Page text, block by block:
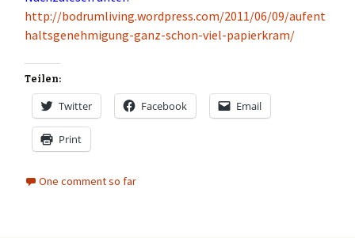
http://bodrumliving.wordpress.com/2011/06/09/aufent
haltsgenehmigung-ganz-schon-viel-papierkram/
Teilen:
Twitter Facebook Email
Print
One comment so far